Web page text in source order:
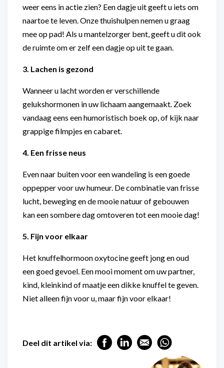
weer eens in actie zien? Een dagje uit geeft u iets om
naartoe te leven. Onze thuishulpen nemen u graag
mee op pad! Als u mantelzorger bent, geeft u dit ook
de ruimte om er zelf een dagje op uit te gaan.
3. Lachen is gezond
Wanneer u lacht worden er verschillende
gelukshormonen in uw lichaam aangemaakt. Zoek
vandaag eens een humoristisch boek op, of kijk naar
grappige filmpjes en cabaret.
4. Een frisse neus
Even naar buiten voor een wandeling is een goede
oppepper voor uw humeur. De combinatie van frisse
lucht, beweging en de mooie natuur of gebouwen
kan een sombere dag omtoveren tot een mooie dag!
5. Fijn voor elkaar
Het knuffelhormoon oxytocine geeft jong en oud
een goed gevoel. Een mooi moment om uw partner,
kind, kleinkind of maatje een dikke knuffel te geven.
Niet alleen fijn voor u, maar fijn voor elkaar!
Deel dit artikel via: